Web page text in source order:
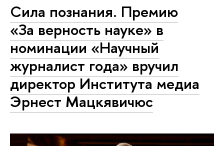
Сила познания. Премию
«За верность науке» в
номинации «Научный
журналист года» вручил
директор Института медиа
Эрнест Мацкявичюс